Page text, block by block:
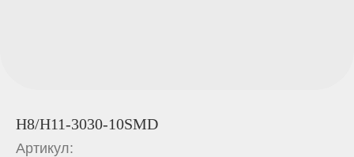
H8/H11-3030-10SMD
Артикул: